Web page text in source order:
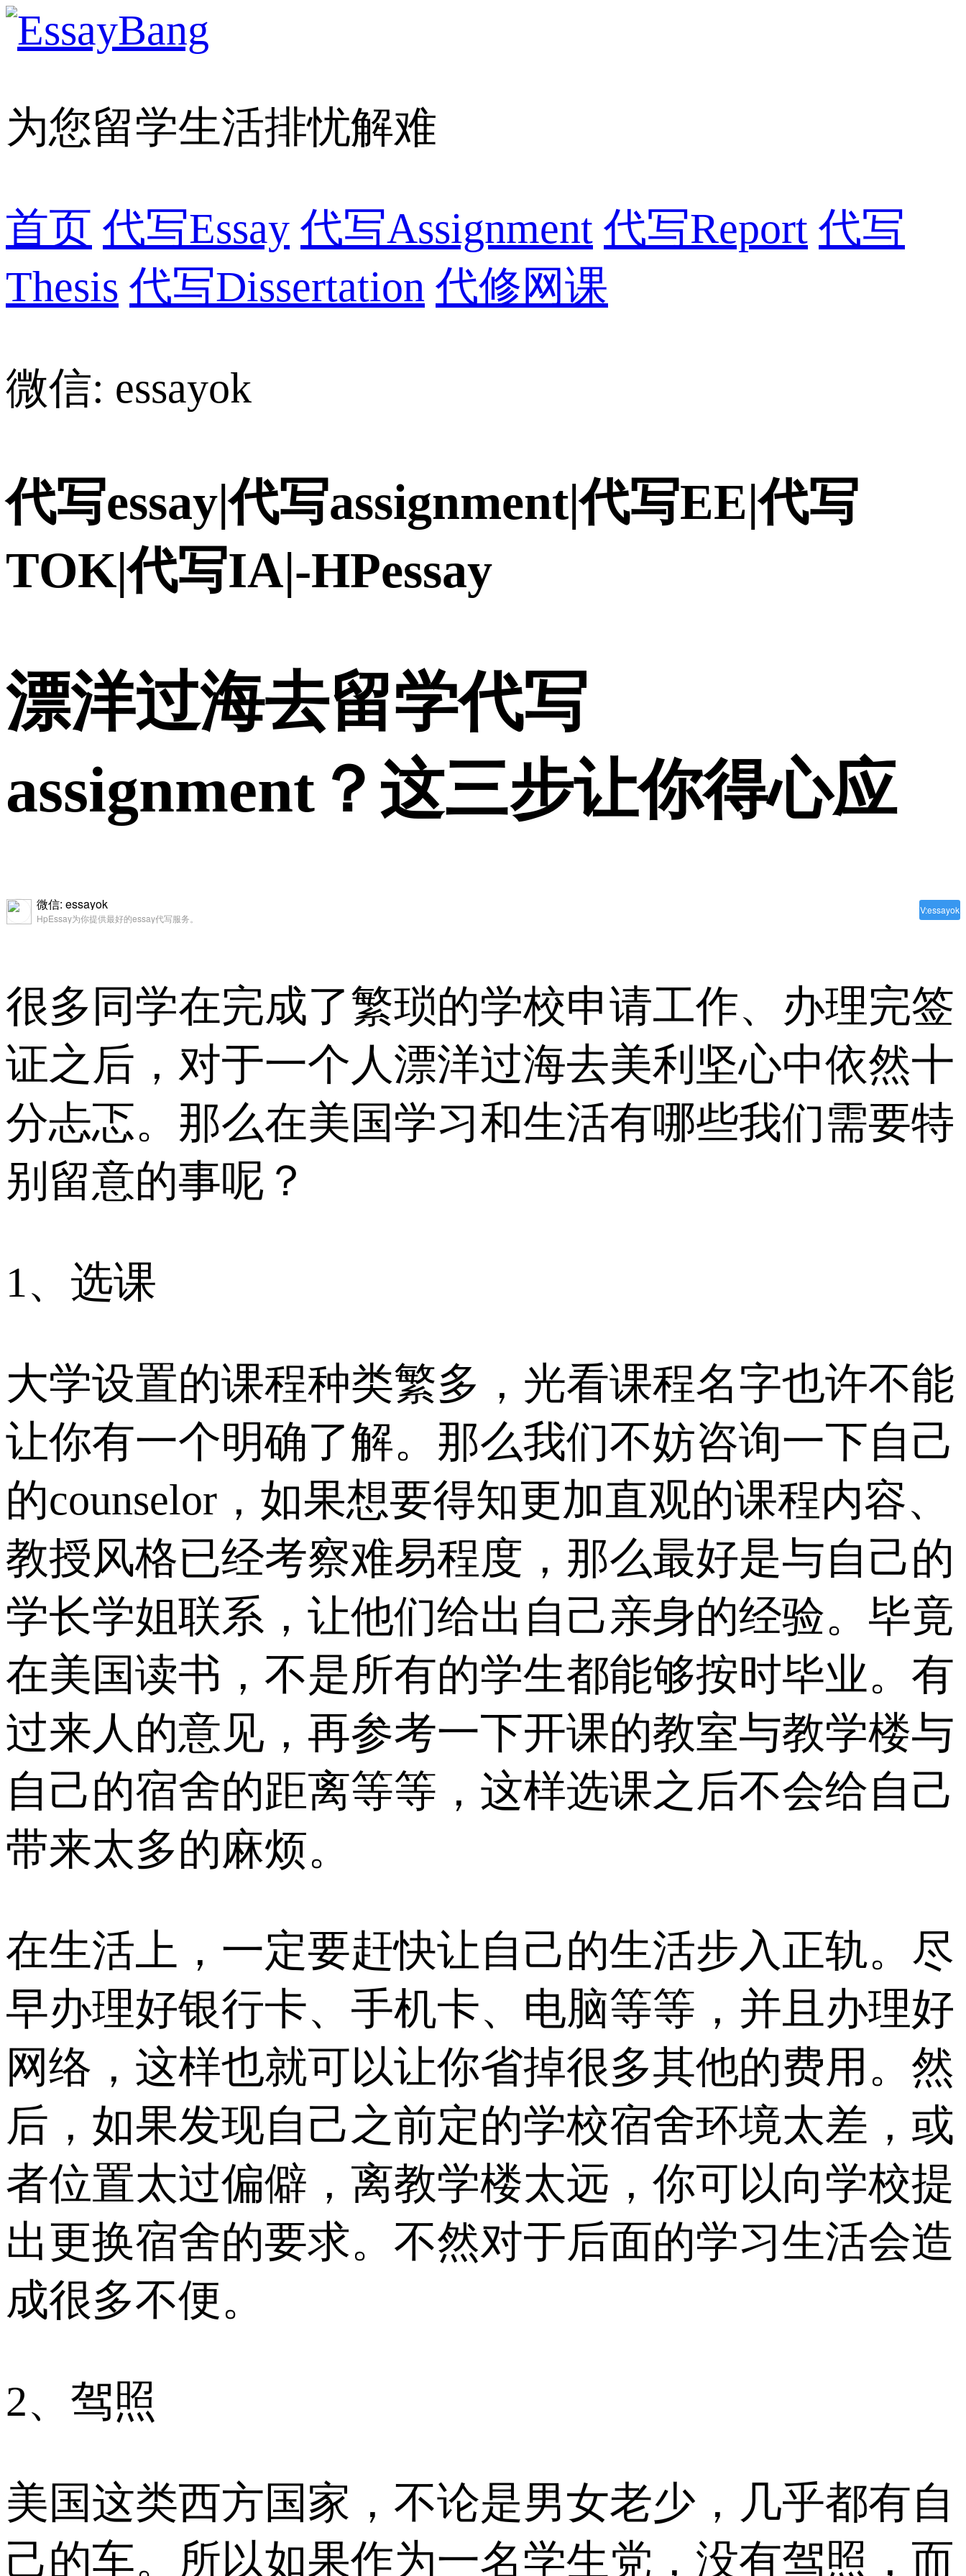
为您留学生活排忧解难
首页 代写Essay 代写Assignment 代写Report 代写
Thesis 代写Dissertation 代修网课
微信: essayok
代写essay|代写assignment|代写EE|代写
TOK|代写IA|-HPessay
漂洋过海去留学代写
assignment？这三步让你得心应
V:essayok
微信: essayok
HpEssay为你提供最好的essay代写服务。
很多同学在完成了繁琐的学校申请工作、办理完签
证之后，对于一个人漂洋过海去美利坚心中依然十
分忐忑。那么在美国学习和生活有哪些我们需要特
别留意的事呢？
1、选课
大学设置的课程种类繁多，光看课程名字也许不能
让你有一个明确了解。那么我们不妨咨询一下自己
的counselor，如果想要得知更加直观的课程内容、
教授风格已经考察难易程度，那么最好是与自己的
学长学姐联系，让他们给出自己亲身的经验。毕竟
在美国读书，不是所有的学生都能够按时毕业。有
过来人的意见，再参考一下开课的教室与教学楼与
自己的宿舍的距离等等，这样选课之后不会给自己
带来太多的麻烦。
在生活上，一定要赶快让自己的生活步入正轨。尽
早办理好银行卡、手机卡、电脑等等，并且办理好
网络，这样也就可以让你省掉很多其他的费用。然
后，如果发现自己之前定的学校宿舍环境太差，或
者位置太过偏僻，离教学楼太远，你可以向学校提
出更换宿舍的要求。不然对于后面的学习生活会造
成很多不便。
2、驾照
美国这类西方国家，不论是男女老少，几乎都有自
己的车。所以如果作为一名学生党，没有驾照，而